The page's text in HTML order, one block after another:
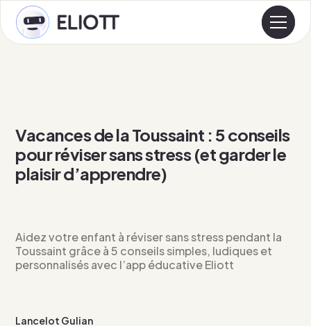
Vacances de la Toussaint : 5 conseils
pour réviser sans stress (et garder le
plaisir d’apprendre)
Aidez votre enfant à réviser sans stress pendant la
Toussaint grâce à 5 conseils simples, ludiques et
personnalisés avec l’app éducative Eliott
Lancelot Gulian